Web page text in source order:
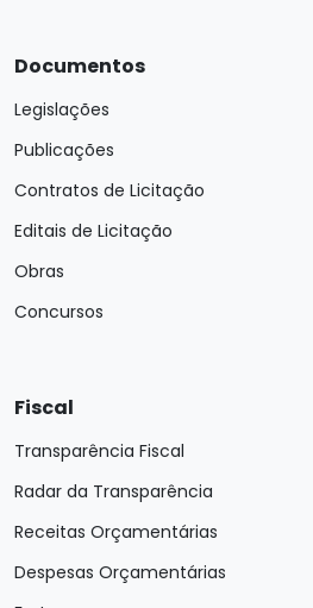
Documentos
Legislações
Publicações
Contratos de Licitação
Editais de Licitação
Obras
Concursos
Fiscal
Transparência Fiscal
Radar da Transparência
Receitas Orçamentárias
Despesas Orçamentárias